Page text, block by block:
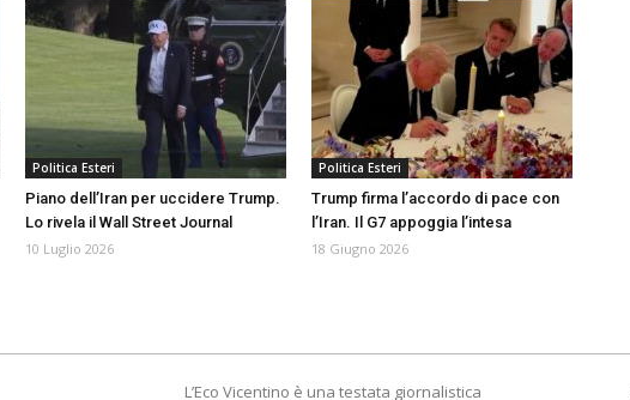
Politica Esteri
Piano dell’Iran per uccidere Trump.
Lo rivela il Wall Street Journal
10 Luglio 2026
Politica Esteri
Trump firma l’accordo di pace con
l’Iran. Il G7 appoggia l’intesa
18 Giugno 2026
L’Eco Vicentino è una testata giornalistica